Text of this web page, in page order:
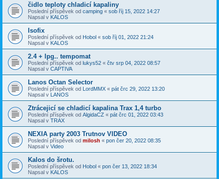
čidlo teploty chladicí kapaliny
Poslední příspěvek od camping « sob říj 15, 2022 14:27
Napsal v KALOS
Isofix
Poslední příspěvek od Hobol « sob říj 01, 2022 21:24
Napsal v KALOS
2.4 + lpg.. tempomat
Poslední příspěvek od lukys52 « čtv srp 04, 2022 08:57
Napsal v CAPTIVA
Lanos Octan Selector
Poslední příspěvek od LordMMX « pát črc 29, 2022 13:20
Napsal v LANOS
Ztrácejicí se chladicí kapalina Trax 1,4 turbo
Poslední příspěvek od AlgidaCZ « pát črc 01, 2022 03:43
Napsal v TRAX
NEXIA party 2003 Trutnov VIDEO
Poslední příspěvek od milosh « pon čer 20, 2022 08:35
Napsal v Video
Kalos do šrotu.
Poslední příspěvek od Hobol « pon čer 13, 2022 18:34
Napsal v KALOS